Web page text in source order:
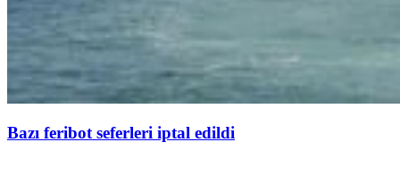
Bazı feribot seferleri iptal edildi